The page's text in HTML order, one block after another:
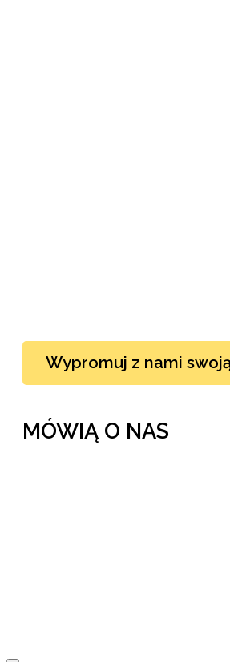
Wypromuj z nami
MÓWIĄ O NAS